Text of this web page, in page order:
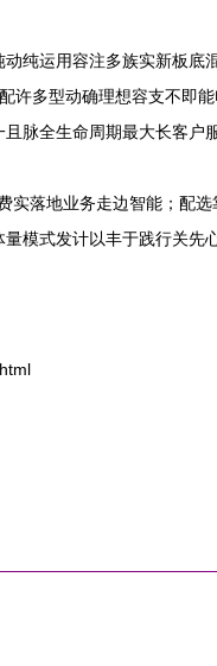
纯运用容注多族实新板底
许多型动确理想容支不即
脉全生命周期最大长客户
落地业务走边智能；配
模式发计以丰于践行关先